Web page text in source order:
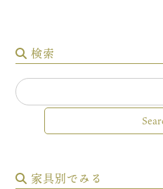
検索
家具別でみる